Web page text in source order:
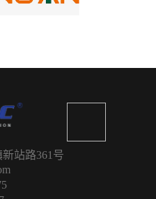
新站路361号